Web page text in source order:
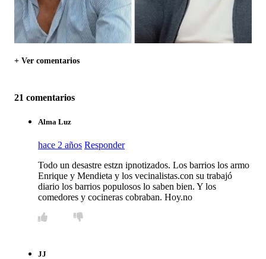
+ Ver comentarios
21 comentarios
Alma Luz
hace 2 años Responder
Todo un desastre estzn ipnotizados. Los barrios los armo
Enrique y Mendieta y los vecinalistas.con su trabajó
diario los barrios populosos lo saben bien. Y los
comedores y cocineras cobraban. Hoy.no
JJ